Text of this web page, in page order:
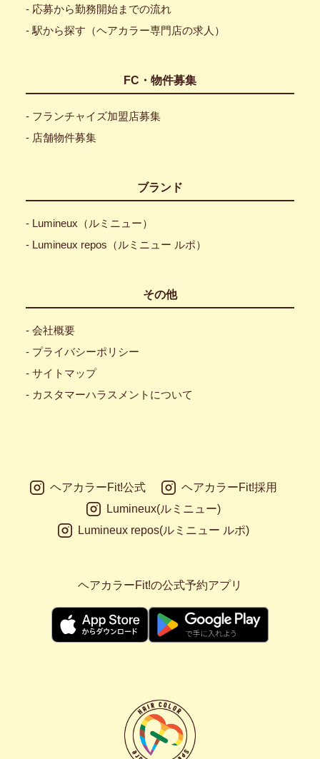
- 応募から勤務開始までの流れ
- 駅から探す（ヘアカラー専門店の求人）
FC・物件募集
- フランチャイズ加盟店募集
- 店舗物件募集
ブランド
- Lumineux（ルミニュー）
- Lumineux repos（ルミニュー ルポ）
その他
- 会社概要
- プライバシーポリシー
- サイトマップ
- カスタマーハラスメントについて
ヘアカラーFit!公式
ヘアカラーFit!採用
Lumineux(ルミニュー)
Lumineux repos(ルミニュー ルポ)
ヘアカラーFit!の公式予約アプリ